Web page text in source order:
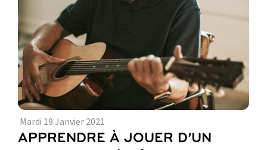
Mardi 19 Janvier 2021
APPRENDRE À JOUER D’UN